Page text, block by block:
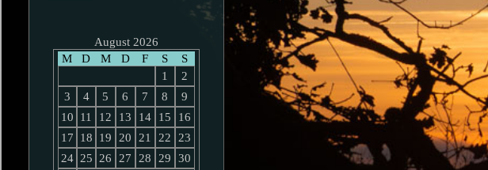
August 2026
M
D M D F S
S
1
2
3
4 5 6 7 8
9
10
11 12 13 14 15
16
17
18 19 20 21 22
23
24 25 26 27 28 29
30